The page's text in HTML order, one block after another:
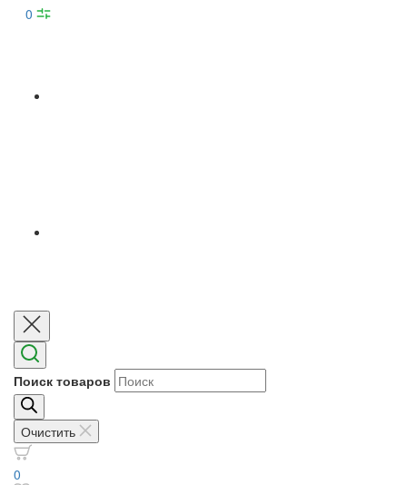
0
Поиск товаров
Очистить
0